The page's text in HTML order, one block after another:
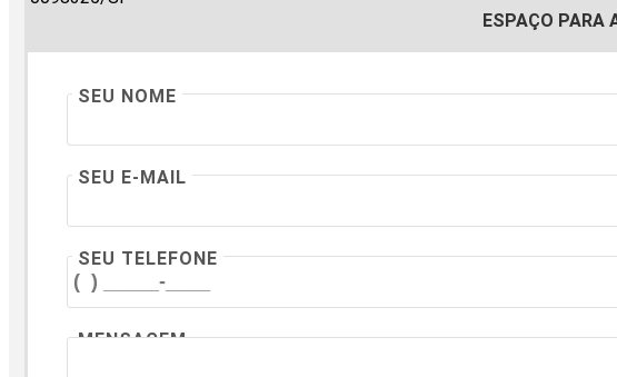
ESPAÇO PARA
SEU NOME
SEU E-MAIL
SEU TELEFONE
MENSAGEM